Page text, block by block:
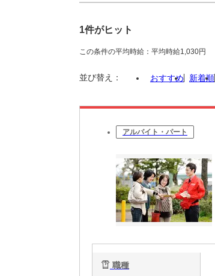
1件がヒット
この条件の平均時給：平均時給1,030円
並び替え： おすすめ 新着順
アルバイト・パート
職種